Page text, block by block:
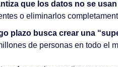
que los datos no se
o eliminarlos
plazo busca crear una
de personas en todo el